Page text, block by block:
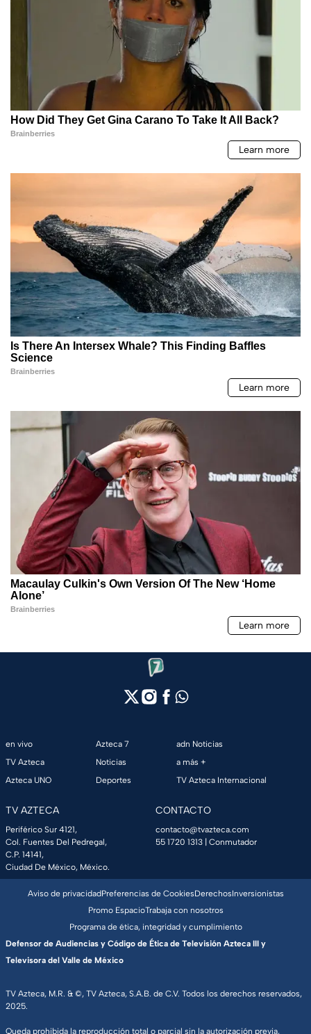
en vivo
TV Azteca
Azteca UNO
Azteca 7
Noticias
Deportes
adn Noticias
a más +
TV Azteca Internacional
TV AZTECA
Periférico Sur 4121,
Col. Fuentes Del Pedregal,
C.P. 14141,
Ciudad De México, México.
CONTACTO
contacto@tvazteca.com
55 1720 1313 | Conmutador
TV Azteca, M.R. & ©, TV Azteca, S.A.B. de C.V. Todos los derechos reservados,
2025.
Queda prohibida la reproducción total o parcial sin la autorización previa,
Aviso de privacidadPreferencias de CookiesDerechosInversionistas
Promo EspacioTrabaja con nosotros
Programa de ética, integridad y cumplimiento
Defensor de Audiencias y Código de Ética de Televisión Azteca III y
Televisora del Valle de México